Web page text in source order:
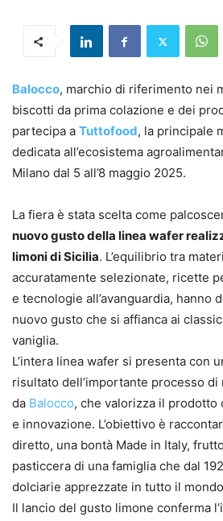
Balocco, marchio di riferimento nei
biscotti da prima colazione e dei
partecipa a Tuttofood, la principale
dedicata all’ecosistema
Milano dal 5 all’8 maggio 2025.
La fiera è stata scelta come
nuovo gusto della linea wafer
limoni di Sicilia. L’equilibrio tra
accuratamente selezionate, ricette
e tecnologie all’avanguardia, hanno
nuovo gusto che si affianca ai
vaniglia.
L’intera linea wafer si presenta con
risultato dell’importante processo
da Balocco, che valorizza il prodotto
e innovazione. L’obiettivo è
diretto, una bontà Made in Italy,
pasticcera di una famiglia che dal
dolciarie apprezzate in tutto il
Il lancio del gusto limone conferma